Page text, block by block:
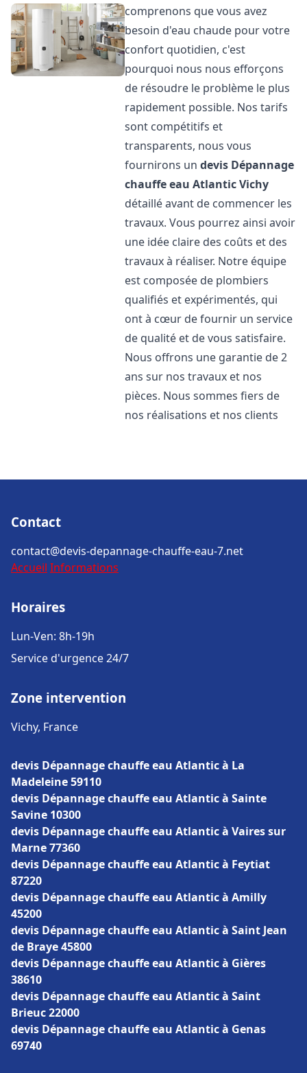
comprenons que vous avez
besoin d'eau chaude pour votre
confort quotidien, c'est
pourquoi nous nous efforçons
de résoudre le problème le plus
rapidement possible. Nos tarifs
sont compétitifs et
transparents, nous vous
fournirons undevis Dépannage
chauffe eau AtlanticVichy
détaillé avant de commencer les
travaux. Vous pourrez ainsi avoir
une idée claire des coûts et des
travaux à réaliser. Notre équipe
est composée de plombiers
qualifiés et expérimentés, qui
ont à cœur de fournir un service
de qualité et de vous satisfaire.
Nous offrons une garantie de 2
ans sur nos travaux et nos
pièces. Nous sommes fiers de
nos réalisations et nos clients
Contact
contact@devis-depannage-chauffe-eau-7.net
Accueil Informations
Horaires
Lun-Ven: 8h-19h
Service d'urgence 24/7
Zone intervention
Vichy, France
devis Dépannage chauffe eau Atlantic à La
Madeleine 59110
devis Dépannage chauffe eau Atlantic à Sainte
Savine 10300
devis Dépannage chauffe eau Atlantic à Vaires sur
Marne 77360
devis Dépannage chauffe eau Atlantic à Feytiat
87220
devis Dépannage chauffe eau Atlantic à Amilly
45200
devis Dépannage chauffe eau Atlantic à Saint Jean
de Braye 45800
devis Dépannage chauffe eau Atlantic à Gières
38610
devis Dépannage chauffe eau Atlantic à Saint
Brieuc 22000
devis Dépannage chauffe eau Atlantic à Genas
69740